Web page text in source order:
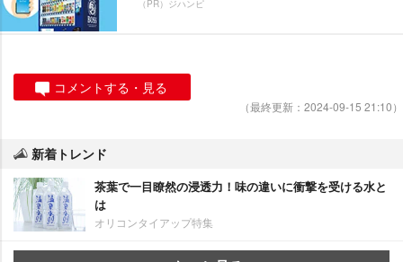
（PR）ジハンピ
コメントする・見る
（最終更新：2024-09-15 21:10）
新着トレンド
茶葉で一目瞭然の浸透力！味の違いに衝撃を受ける水と
は
オリコンタイアップ特集